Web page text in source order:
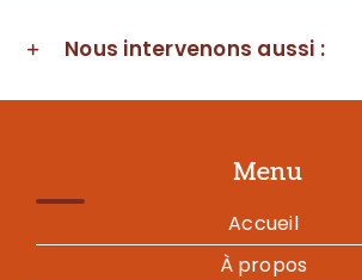
Nous intervenons aussi :
Menu
Accueil
À propos